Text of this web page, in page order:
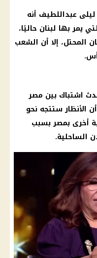
ليلى عبداللطيف أنه
يمر بها لبنان حاليًا،
المحتل، إلا أن الشعب
اشتباك بين مصر
الأنظار ستتجه نحو
أخرى بمصر بسبب
الساحلية.